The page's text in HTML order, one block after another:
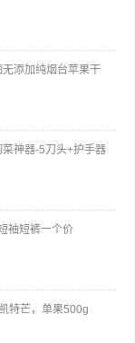
添加纯烟台苹果干
神器-5刀头+护手器
袖短裤一个价
特芒，单果500g